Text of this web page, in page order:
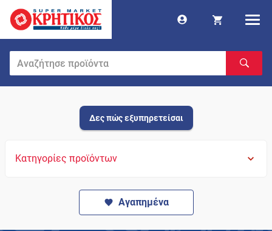
Δες πώς εξυπηρετείσαι
Κατηγορίες προϊόντων
Αγαπημένα